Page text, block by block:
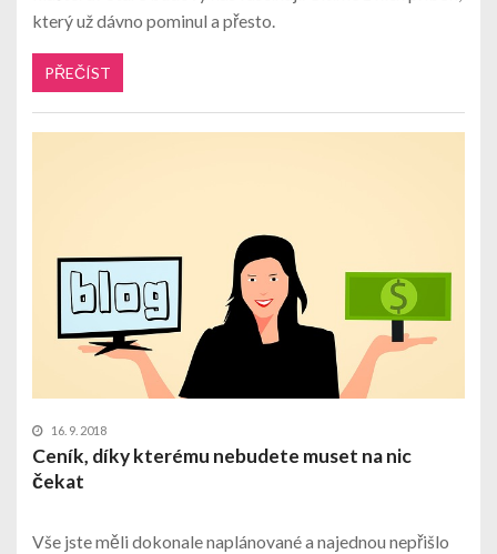
který už dávno pominul a přesto.
PŘEČÍST
16. 9. 2018
Ceník, díky kterému nebudete muset na nic
čekat
Vše jste měli dokonale naplánované a najednou nepřišlo